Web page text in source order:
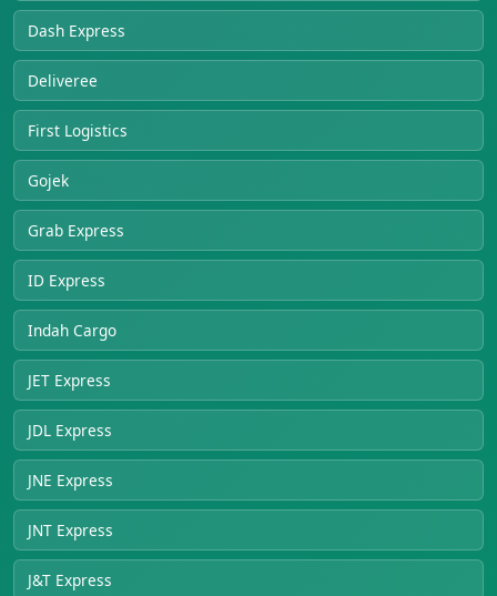
Dash Express
Deliveree
First Logistics
Gojek
Grab Express
ID Express
Indah Cargo
JET Express
JDL Express
JNE Express
JNT Express
J&T Express